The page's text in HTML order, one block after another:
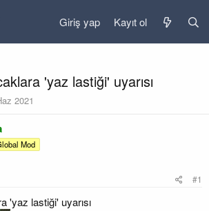
Giriş yap Kayıt ol
'yaz lastiği' uyarısı
2021
Mod
#1
'yaz lastiği' uyarısı